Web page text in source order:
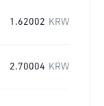
1.62002 KRW
2.70004 KRW